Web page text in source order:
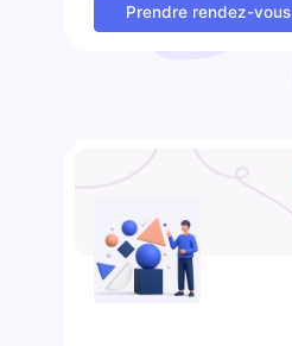
Prendre rendez-vous